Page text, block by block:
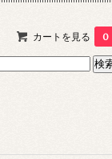
カートを見る 0